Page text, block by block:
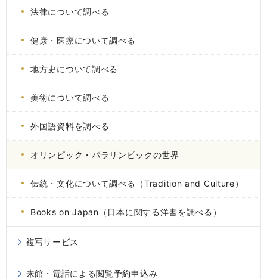
法律について調べる
健康・医療について調べる
地方史について調べる
美術について調べる
外国語資料を調べる
オリンピック・パラリンピックの世界
伝統・文化について調べる（Tradition and Culture）
Books on Japan（日本に関する洋書を調べる）
複写サービス
来館・電話による閲覧予約申込み